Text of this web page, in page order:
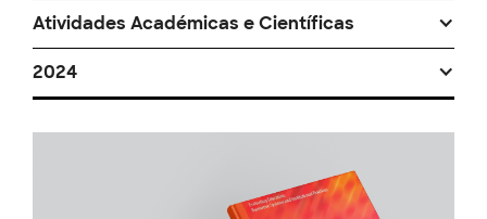
Atividades Académicas e Científicas
2024